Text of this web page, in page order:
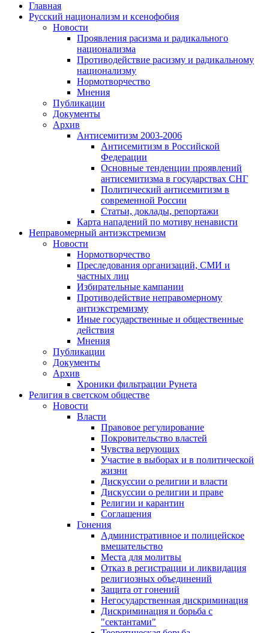
Главная
Русский национализм и ксенофобия
Новости
Проявления расизма и радикального
национализма
Противодействие расизму и радикальному
национализму
Нормотворчество
Мнения
Публикации
Документы
Архив
Антисемитизм 2003-2006
Антисемитизм в Российской
Федерации
Основные тенденции проявлений
антисемитизма в государствах СНГ
Политический антисемитизм в
современной России
Статьи, доклады, репортажи
Карта нападений по мотиву ненависти
Неправомерный антиэкстремизм
Новости
Нормотворчество
Преследования организаций, СМИ и
частных лиц
Избирательные кампании
Противодействие неправомерному
антиэкстремизму
Иные государственные и общественные
действия
Мнения
Публикации
Документы
Архив
Хроники фильтрации Рунета
Религия в светском обществе
Новости
Власти
Правовое регулирование
Покровительство властей
Чувства верующих
Участие в выборах и в политической
жизни
Дискуссии о религии и власти
Дискуссии о религии и праве
Религии и карантин
Соглашения
Гонения
Административное и полицейское
вмешательство
Места для молитвы
Отказ в регистрации и ликвидация
религиозных объединений
Защита от гонений
Негосударственная дискриминация
Дискриминация и борьба с
"сектантами"